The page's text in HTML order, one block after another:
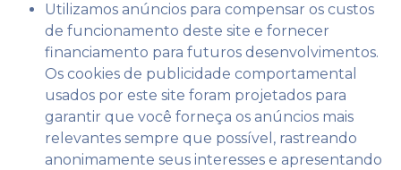
Utilizamos anúncios para compensar os custos
de funcionamento deste site e fornecer
financiamento para futuros desenvolvimentos.
Os cookies de publicidade comportamental
usados ​​por este site foram projetados para
garantir que você forneça os anúncios mais
relevantes sempre que possível, rastreando
anonimamente seus interesses e apresentando